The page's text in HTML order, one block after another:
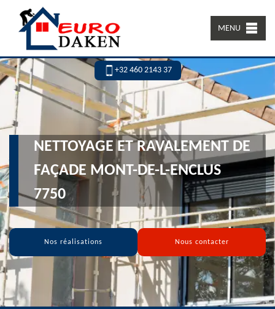
MENU
+32 460 2143 37
NETTOYAGE ET RAVALEMENT DE
FAÇADE MONT-DE-L-ENCLUS
7750
Nos réalisations Nous contacter